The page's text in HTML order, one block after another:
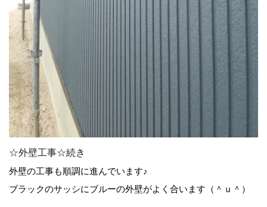
☆外壁工事☆続き
外壁の工事も順調に進んでいます♪
ブラックのサッシにブルーの外壁がよく合います（＾ｕ＾）